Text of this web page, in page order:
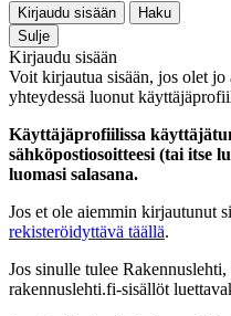
Kirjaudu sisään
Haku
Sulje
Kirjaudu sisään
Voit kirjautua sisään, jos olet
yhteydessä luonut
Käyttäjäprofiilissa
sähköpostiosoitteesi (tai itse
luomasi salasana.
Jos et ole aiemmin kirjautunut
rekisteröidyttävä täällä.
Jos sinulle tulee
rakennuslehti.fi-sisällöt